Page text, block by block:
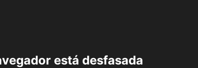
está desfasada